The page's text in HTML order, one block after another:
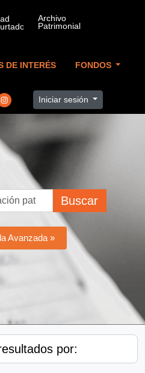
DE INTERÉS FONDOS
Iniciar sesión
Buscar
Avanzada »
por: